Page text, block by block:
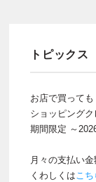
トピックス
お店で買って
ショッピング
期間限定 ～
月々の支払い
くわしくはこち